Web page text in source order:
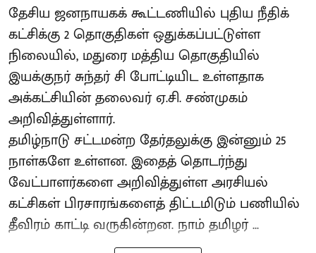
தேசிய ஜனநாயகக் கூட்டணியில் புதிய நீதிக்
கட்சிக்கு 2 தொகுதிகள் ஒதுக்கப்பட்டுள்ள
நிலையில், மதுரை மத்திய தொகுதியில்
இயக்குநர் சுந்தர் சி போட்டியிட உள்ளதாக
அக்கட்சியின் தலைவர் ஏ.சி. சண்முகம்
அறிவித்துள்ளார்.
தமிழ்நாடு சட்டமன்ற தேர்தலுக்கு இன்னும் 25
நாள்களே உள்ளன. இதைத் தொடர்ந்து
வேட்பாளர்களை அறிவித்துள்ள அரசியல்
கட்சிகள் பிரசாரங்களைத் திட்டமிடும் பணியில்
தீவிரம் காட்டி வருகின்றன. நாம் தமிழர் ...